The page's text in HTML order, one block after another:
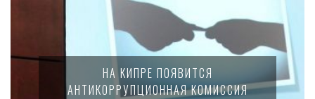
НА КИПРЕ ПОЯВИТСЯ
АНТИКОРРУПЦИОННАЯ КОМИССИЯ